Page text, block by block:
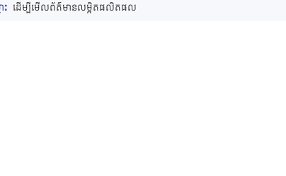
ះ ដើម្បីមើលព័ត៌មានលម្អិតផលិតផល